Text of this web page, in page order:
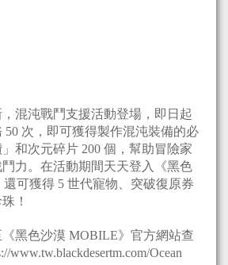
混沌戰鬥支援活動登場，即日起
50 次，即可獲得製作混沌裝備的必
和次元碎片 200 個，幫助冒險家
力。在活動期間天天登入《黑色
可獲得 5 世代寵物、突破復原券
！
黑色沙漠 MOBILE》官方網站查
www.tw.blackdesertm.com/Ocean